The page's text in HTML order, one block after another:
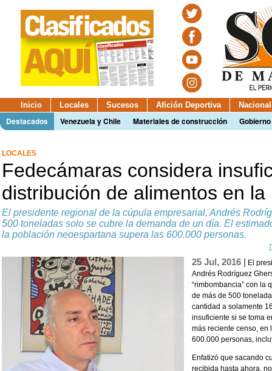
Inicio Locales Sucesos Afición Deportiva
Destacados Venezuela y Chile Materiales de construcción
LOCALES
Fedecámaras considera
distribución de alimentos en la
El presidente regional de la cúpula empresarial, Andrés
500 toneladas solo se cubre la demanda de un día. El
la población neoespartana supera las 600.000 personas.
25 Jul, 2016 | El
Andrés Rodríguez
“rimbombancia” con la
de más de 500
cantidad a solamente
insuficiente si se toma
más reciente censo, en
600.000 personas,
Enfatizó que sacando
recibida hasta ahora,